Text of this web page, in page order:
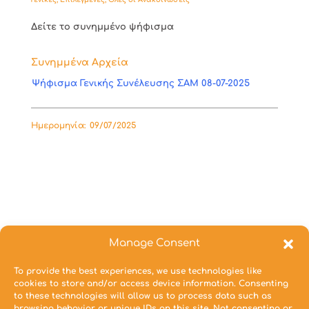
Manage Consent
To provide the best experiences, we use technologies like
cookies to store and/or access device information. Consenting
to these technologies will allow us to process data such as
Δείτε το συνημμένο ψήφισμα
Συνημμένα Αρχεία
Ψήφισμα Γενικής Συνέλευσης ΣΑΜ 08-07-2025
Ημερομηνία: 09/07/2025